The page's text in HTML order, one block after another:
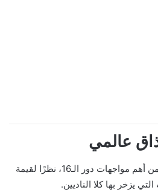
عالمي
تُصنف هذه المباراة كواحدة من أهم مواجهات دور الـ16، نظرًا لقيمة
يزخر بها كلا الناديين.